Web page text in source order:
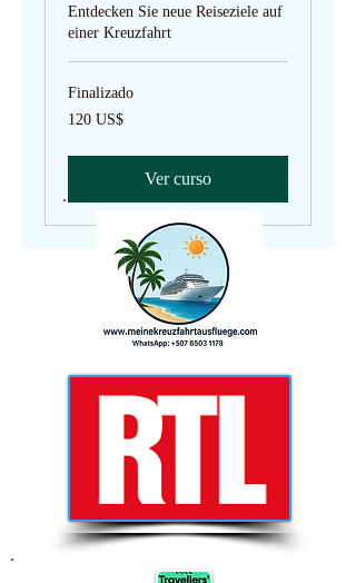
Entdecken Sie neue Reiseziele auf
einer Kreuzfahrt
Finalizado
120
dólares
120 US$
Ver curso